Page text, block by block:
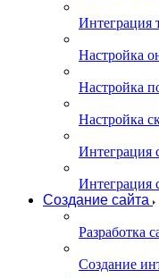
Интеграция
Настройка
Настройка
Настройка
Интеграция
Интеграция
Создание сайта
Разработка
Создание